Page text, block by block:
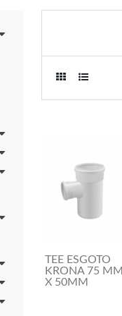
TEE ESGOTO
KRONA 75 MM
X 50MM